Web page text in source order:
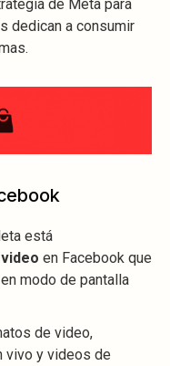
de Meta para
dedican a consumir
está
en Facebook que
modo de pantalla
de video,
vivo y videos de